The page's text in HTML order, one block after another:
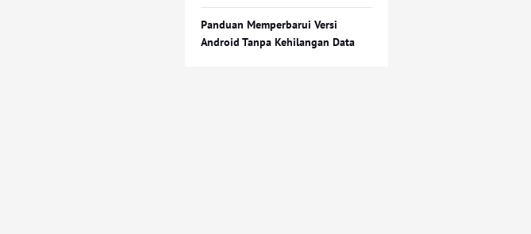
Panduan Memperbarui Versi
Android Tanpa Kehilangan Data